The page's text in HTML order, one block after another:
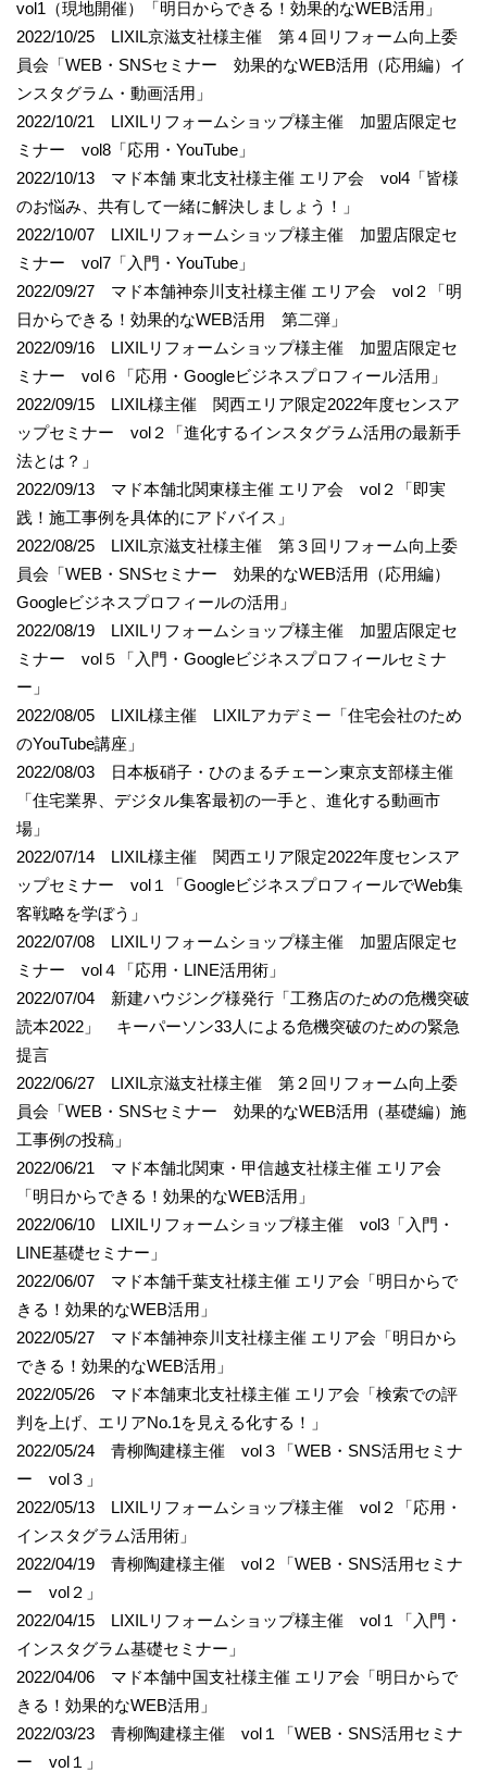
vol1（現地開催）「明日からできる！効果的なWEB活用」
2022/10/25 LIXIL京滋支社様主催 第４回リフォーム向上委
員会「WEB・SNSセミナー 効果的なWEB活用（応用編）イ
ンスタグラム・動画活用」
2022/10/21 LIXILリフォームショップ様主催 加盟店限定セ
ミナー vol8「応用・YouTube」
2022/10/13 マド本舗 東北支社様主催 エリア会 vol4「皆様
のお悩み、共有して一緒に解決しましょう！」
2022/10/07 LIXILリフォームショップ様主催 加盟店限定セ
ミナー vol7「入門・YouTube」
2022/09/27 マド本舗神奈川支社様主催 エリア会 vol２「明
日からできる！効果的なWEB活用 第二弾」
2022/09/16 LIXILリフォームショップ様主催 加盟店限定セ
ミナー vol６「応用・Googleビジネスプロフィール活用」
2022/09/15 LIXIL様主催 関西エリア限定2022年度センスア
ップセミナー vol２「進化するインスタグラム活用の最新手
法とは？」
2022/09/13 マド本舗北関東様主催 エリア会 vol２「即実
践！施工事例を具体的にアドバイス」
2022/08/25 LIXIL京滋支社様主催 第３回リフォーム向上委
員会「WEB・SNSセミナー 効果的なWEB活用（応用編）
Googleビジネスプロフィールの活用」
2022/08/19 LIXILリフォームショップ様主催 加盟店限定セ
ミナー vol５「入門・Googleビジネスプロフィールセミナ
ー」
2022/08/05 LIXIL様主催 LIXILアカデミー「住宅会社のため
のYouTube講座」
2022/08/03 日本板硝子・ひのまるチェーン東京支部様主催
「住宅業界、デジタル集客最初の一手と、進化する動画市
場」
2022/07/14 LIXIL様主催 関西エリア限定2022年度センスア
ップセミナー vol１「GoogleビジネスプロフィールでWeb集
客戦略を学ぼう」
2022/07/08 LIXILリフォームショップ様主催 加盟店限定セ
ミナー vol４「応用・LINE活用術」
2022/07/04 新建ハウジング様発行「工務店のための危機突破
読本2022」 キーパーソン33人による危機突破のための緊急
提言
2022/06/27 LIXIL京滋支社様主催 第２回リフォーム向上委
員会「WEB・SNSセミナー 効果的なWEB活用（基礎編）施
工事例の投稿」
2022/06/21 マド本舗北関東・甲信越支社様主催 エリア会
「明日からできる！効果的なWEB活用」
2022/06/10 LIXILリフォームショップ様主催 vol3「入門・
LINE基礎セミナー」
2022/06/07 マド本舗千葉支社様主催 エリア会「明日からで
きる！効果的なWEB活用」
2022/05/27 マド本舗神奈川支社様主催 エリア会「明日から
できる！効果的なWEB活用」
2022/05/26 マド本舗東北支社様主催 エリア会「検索での評
判を上げ、エリアNo.1を見える化する！」
2022/05/24 青柳陶建様主催 vol３「WEB・SNS活用セミナ
ー vol３」
2022/05/13 LIXILリフォームショップ様主催 vol２「応用・
インスタグラム活用術」
2022/04/19 青柳陶建様主催 vol２「WEB・SNS活用セミナ
ー vol２」
2022/04/15 LIXILリフォームショップ様主催 vol１「入門・
インスタグラム基礎セミナー」
2022/04/06 マド本舗中国支社様主催 エリア会「明日からで
きる！効果的なWEB活用」
2022/03/23 青柳陶建様主催 vol１「WEB・SNS活用セミナ
ー vol１」